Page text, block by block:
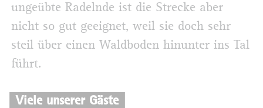
ungeübte Radelnde ist die Strecke aber
nicht so gut geeignet, weil sie doch sehr
steil über einen Waldboden hinunter ins Tal
führt.
Viele unserer Gäste